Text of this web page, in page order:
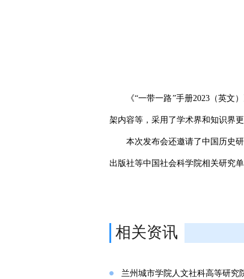
《“一带一路”手册2023（英
架内容等，采用了学术界和知识界
本次发布会还邀请了中国历史
出版社等中国社会科学院相关研究
相关资讯
兰州城市学院人文社科高等研究